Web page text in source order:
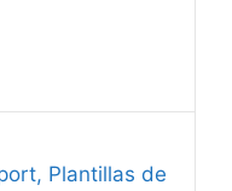
Plantillas de